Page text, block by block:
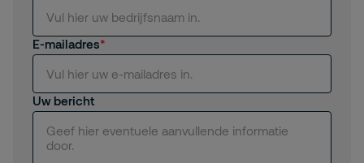
E-mailadres
Uw bericht